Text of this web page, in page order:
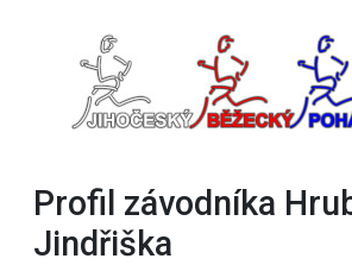
Profil závodníka
Jindřiška